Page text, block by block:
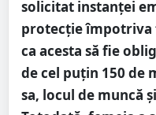
solicitat instanței
protecție împotriva
ca acesta să fie
de cel puțin 150 de
sa, locul de muncă